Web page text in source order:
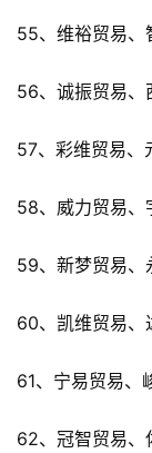
55、维裕贸易、
56、诚振贸易、
57、彩维贸易、
58、威力贸易、
59、新梦贸易、
60、凯维贸易、
61、宁易贸易、
62、冠智贸易、